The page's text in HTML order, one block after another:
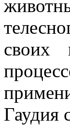
своих
Гаудия